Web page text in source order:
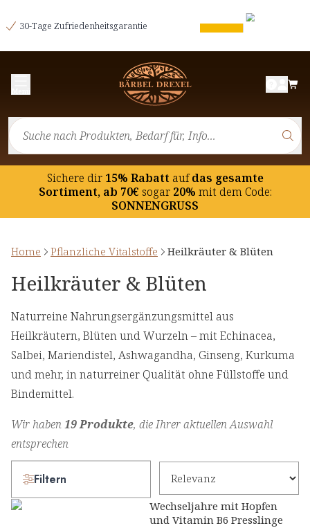
30-Tage Zufriedenheitsgarantie
Sichere dir15% Rabatt aufdas gesamte
Sortiment, ab 70€ sogar20% mit dem Code:
SONNENGRUSS
Home Pflanzliche Vitalstoffe Heilkräuter & Blüten
Heilkräuter & Blüten
Naturreine Nahrungsergänzungsmittel aus
Heilkräutern, Blüten und Wurzeln – mit Echinacea,
Salbei, Mariendistel, Ashwagandha, Ginseng, Kurkuma
und mehr, in naturreiner Qualität ohne Füllstoffe und
Bindemittel.
Wir haben19 Produkte, die Ihrer aktuellen Auswahl
entsprechen
Filtern
Wechseljahre mit Hopfen
und Vitamin B6 Presslinge